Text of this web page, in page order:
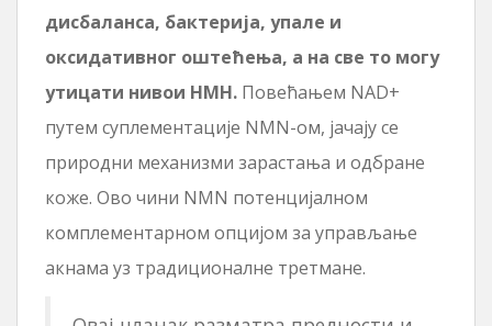
дисбаланса, бактерија, упале и
оксидативног оштећења, а на све то могу
утицати нивои НМН. Повећањем NAD+
путем суплементације NMN-ом, јачају се
природни механизми зарастања и одбране
коже. Ово чини NMN потенцијалном
комплементарном опцијом за управљање
акнама уз традиционалне третмане.